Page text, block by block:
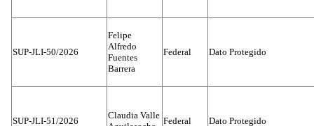
SUP-JLI-50/2026
Felipe
Alfredo
Fuentes
Barrera
Federal Dato Protegido
SUP-JLI-51/2026
Claudia Valle
Federal Dato Protegido